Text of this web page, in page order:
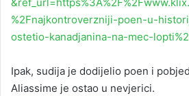
%2Fnajkontroverzniji-poen-u-
ostetio-kanadjanina-na-mec-
Ipak, sudija je dodijelio poen i
Aliassime je ostao u nevjerici.